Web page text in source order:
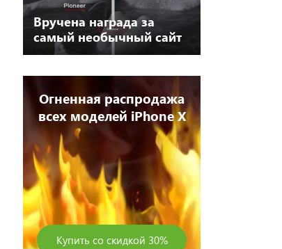
Вручена награда за
самый необычный сайт
года
Оставить отзыв